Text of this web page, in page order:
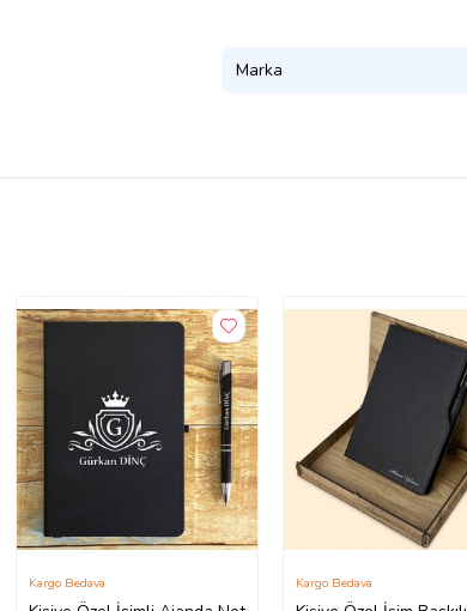
Marka
Kargo Bedava Kargo Bedava